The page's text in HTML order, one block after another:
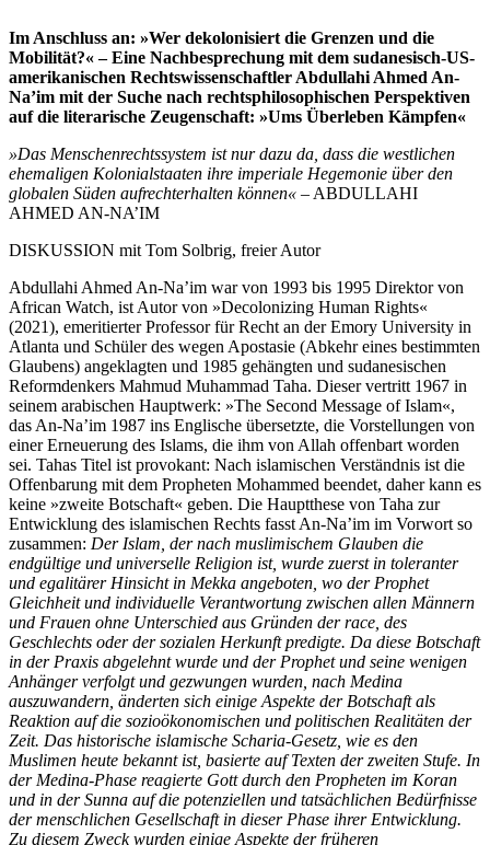
Im Anschluss an: »Wer dekolonisiert die Grenzen und die
Mobilität?« – Eine Nachbesprechung mit dem sudanesisch-US-
amerikanischen Rechtswissenschaftler Abdullahi Ahmed An-
Na’im mit der Suche nach rechtsphilosophischen Perspektiven
auf die literarische Zeugenschaft: »Ums Überleben Kämpfen«
»Das Menschenrechtssystem ist nur dazu da, dass die westlichen
ehemaligen Kolonialstaaten ihre imperiale Hegemonie über den
globalen Süden aufrechterhalten können« – ABDULLAHI
AHMED AN-NA’IM
DISKUSSION mit Tom Solbrig, freier Autor
Abdullahi Ahmed An-Na’im war von 1993 bis 1995 Direktor von
African Watch, ist Autor von »Decolonizing Human Rights«
(2021), emeritierter Professor für Recht an der Emory University in
Atlanta und Schüler des wegen Apostasie (Abkehr eines bestimmten
Glaubens) angeklagten und 1985 gehängten und sudanesischen
Reformdenkers Mahmud Muhammad Taha. Dieser vertritt 1967 in
seinem arabischen Hauptwerk: »The Second Message of Islam«,
das An-Na’im 1987 ins Englische übersetzte, die Vorstellungen von
einer Erneuerung des Islams, die ihm von Allah offenbart worden
sei. Tahas Titel ist provokant: Nach islamischen Verständnis ist die
Offenbarung mit dem Propheten Mohammed beendet, daher kann es
keine »zweite Botschaft« geben. Die Hauptthese von Taha zur
Entwicklung des islamischen Rechts fasst An-Na’im im Vorwort so
zusammen: Der Islam, der nach muslimischem Glauben die
endgültige und universelle Religion ist, wurde zuerst in toleranter
und egalitärer Hinsicht in Mekka angeboten, wo der Prophet
Gleichheit und individuelle Verantwortung zwischen allen Männern
und Frauen ohne Unterschied aus Gründen der race, des
Geschlechts oder der sozialen Herkunft predigte. Da diese Botschaft
in der Praxis abgelehnt wurde und der Prophet und seine wenigen
Anhänger verfolgt und gezwungen wurden, nach Medina
auszuwandern, änderten sich einige Aspekte der Botschaft als
Reaktion auf die sozioökonomischen und politischen Realitäten der
Zeit. Das historische islamische Scharia-Gesetz, wie es den
Muslimen heute bekannt ist, basierte auf Texten der zweiten Stufe. In
der Medina-Phase reagierte Gott durch den Propheten im Koran
und in der Sunna auf die potenziellen und tatsächlichen Bedürfnisse
der menschlichen Gesellschaft in dieser Phase ihrer Entwicklung.
Zu diesem Zweck wurden einige Aspekte der früheren